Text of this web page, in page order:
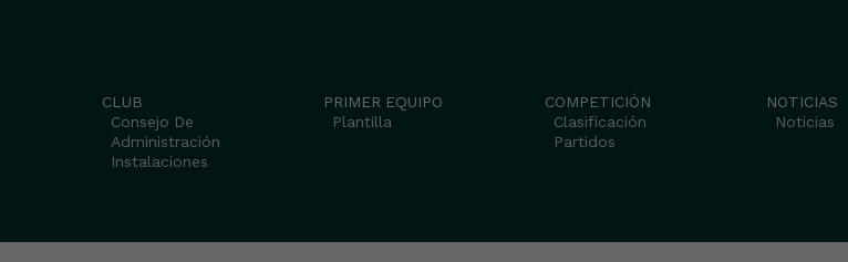
CLUB
Consejo De
Administración
Instalaciones
PRIMER EQUIPO
Plantilla
COMPETICIÓN
Clasificación
Partidos
NOTICIAS
Noticias